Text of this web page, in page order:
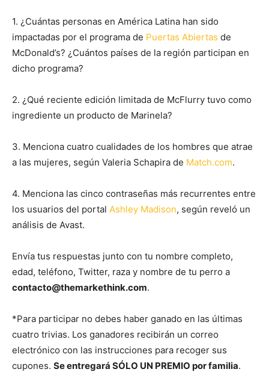
1. ¿Cuántas personas en América Latina han sido
impactadas por el programa de Puertas Abiertas de
McDonald’s? ¿Cuántos países de la región participan en
dicho programa?
2. ¿Qué reciente edición limitada de McFlurry tuvo como
ingrediente un producto de Marinela?
3. Menciona cuatro cualidades de los hombres que atrae
a las mujeres, según Valeria Schapira de Match.com.
4. Menciona las cinco contraseñas más recurrentes entre
los usuarios del portal Ashley Madison, según reveló un
análisis de Avast.
Envía tus respuestas junto con tu nombre completo,
edad, teléfono, Twitter, raza y nombre de tu perro a
contacto@themarkethink.com.
*Para participar no debes haber ganado en las últimas
cuatro trivias. Los ganadores recibirán un correo
electrónico con las instrucciones para recoger sus
cupones. Se entregará SÓLO UN PREMIO por familia.